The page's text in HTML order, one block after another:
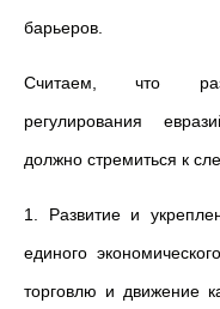
барьеров.
Считаем, что
регулирования
должно стремиться к
1. Развитие и
единого
торговлю и движение